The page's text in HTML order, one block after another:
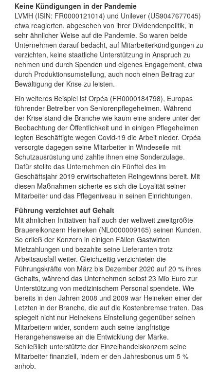
Keine Kündigungen in der Pandemie
LVMH (ISIN: FR0000121014) und Unilever (US9047677045)
etwa reagierten, abgesehen von ihrer Dividendenpolitik, in
sehr ähnlicher Weise auf die Pandemie. So waren beide
Unternehmen darauf bedacht, auf Mitarbeiterkündigungen zu
verzichten, keine staatliche Unterstützung in Anspruch zu
nehmen und durch Spenden und eigenes Engagement, etwa
durch Produktionsumstellung, auch noch einen Beitrag zur
Bewältigung der Krise zu leisten.
Ein weiteres Beispiel ist Orpéa (FR0000184798), Europas
führender Betreiber von Seniorenpflegeheimen. Während
der Krise stand die Branche wie kaum eine andere unter der
Beobachtung der Öffentlichkeit und in einigen Pflegeheimen
legten Beschäftigte wegen Covid-19 die Arbeit nieder. Orpéa
versorgte dagegen seine Mitarbeiter in Windeseile mit
Schutzausrüstung und zahlte ihnen eine Sonderzulage.
Dafür stellte das Unternehmen ein Fünftel des im
Geschäftsjahr 2019 erwirtschafteten Reingewinns bereit. Mit
diesen Maßnahmen sicherte es sich die Loyalität seiner
Mitarbeiter und das Pflegeniveau in seinen Einrichtungen.
Führung verzichtet auf Gehalt
Mit ähnlichen Initiativen half auch der weltweit zweitgrößte
Brauereikonzern Heineken (NL0000009165) seinen Kunden.
So erließ der Konzern in einigen Fällen Gastwirten
Mietzahlungen und bezahlte seine Lieferanten trotz
Arbeitsausfall weiter. Gleichzeitig verzichteten die
Führungskräfte von März bis Dezember 2020 auf 20 % ihres
Gehalts, während das Unternehmen selbst 23 Mio Euro zur
Unterstützung von medizinischem Personal spendete. Wie
bereits in den Jahren 2008 und 2009 war Heineken einer der
Letzten in der Branche, die auf die Kostenbremse traten. Das
spiegelt nicht nur Heinekens Einstellung gegenüber seinen
Mitarbeitern wider, sondern auch seine langfristige
Herangehensweise an die Entwicklung der Marke.
Schließlich unterstützte der Einzelhandelskonzern seine
Mitarbeiter finanziell, indem er den Jahresbonus um 5 %
anhob.